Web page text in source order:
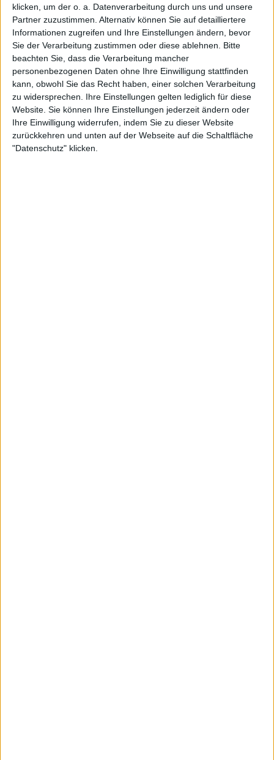
klicken, um der o. a. Datenverarbeitung durch uns und unsere
Partner zuzustimmen. Alternativ können Sie auf detailliertere
Informationen zugreifen und Ihre Einstellungen ändern, bevor
Sie der Verarbeitung zustimmen oder diese ablehnen.
Bitte
beachten Sie, dass die Verarbeitung mancher
personenbezogenen Daten ohne Ihre Einwilligung stattfinden
kann, obwohl Sie das Recht haben, einer solchen Verarbeitung
zu widersprechen. Ihre Einstellungen gelten lediglich für diese
Website. Sie können Ihre Einstellungen jederzeit ändern oder
Ihre Einwilligung widerrufen, indem Sie zu dieser Website
zurückkehren und unten auf der Webseite auf die Schaltfläche
"Datenschutz" klicken.
Black Listed Friday – Die 6+6+6 der Woche
Vocals sind wichtig: Hier kommen Stars, Statements und Stammhalter des
Gesangs.